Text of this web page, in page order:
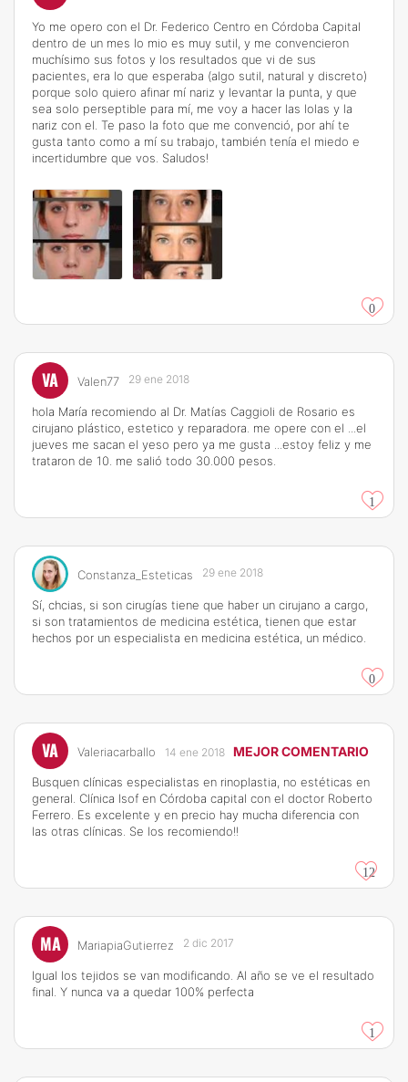
Yo me opero con el Dr. Federico Centro en Córdoba Capital
dentro de un mes lo mio es muy sutil, y me convencieron
muchísimo sus fotos y los resultados que vi de sus
pacientes, era lo que esperaba (algo sutil, natural y discreto)
porque solo quiero afinar mí nariz y levantar la punta, y que
sea solo perseptible para mí, me voy a hacer las lolas y la
nariz con el. Te paso la foto que me convenció, por ahí te
gusta tanto como a mí su trabajo, también tenía el miedo e
incertidumbre que vos. Saludos!
0
VA Valen77 29 ene 2018
hola María recomiendo al Dr. Matías Caggioli de Rosario es
cirujano plástico, estetico y reparadora. me opere con el ...el
jueves me sacan el yeso pero ya me gusta ...estoy feliz y me
trataron de 10. me salió todo 30.000 pesos.
1
Constanza_Esteticas 29 ene 2018
Sí, chcias, si son cirugías tiene que haber un cirujano a cargo,
si son tratamientos de medicina estética, tienen que estar
hechos por un especialista en medicina estética, un médico.
0
VA Valeriacarballo 14 ene 2018 MEJOR COMENTARIO
Busquen clínicas especialistas en rinoplastia, no estéticas en
general. Clínica Isof en Córdoba capital con el doctor Roberto
Ferrero. Es excelente y en precio hay mucha diferencia con
las otras clínicas. Se los recomiendo!!
12
MA MariapiaGutierrez 2 dic 2017
Igual los tejidos se van modificando. Al año se ve el resultado
final. Y nunca va a quedar 100% perfecta
1